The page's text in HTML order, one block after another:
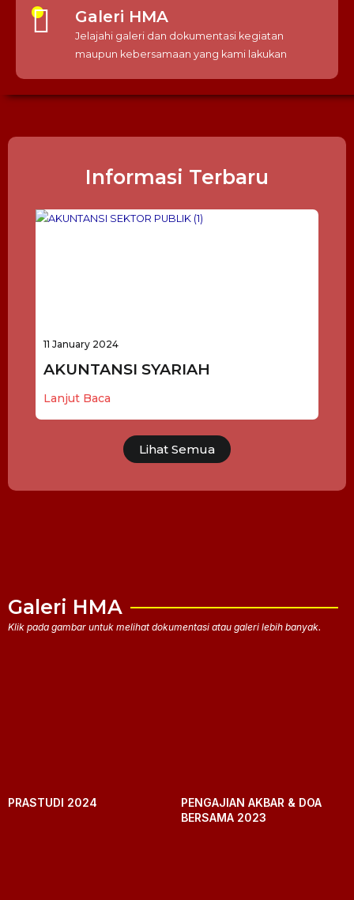
Galeri HMA
Jelajahi galeri dan dokumentasi kegiatan
maupun kebersamaan yang kami lakukan
Informasi Terbaru
11 January 2024
AKUNTANSI SYARIAH
Lanjut Baca
Lihat Semua
Galeri HMA
Klik pada gambar untuk melihat dokumentasi atau galeri lebih banyak.
PRASTUDI 2024
PENGAJIAN AKBAR & DOA
BERSAMA 2023